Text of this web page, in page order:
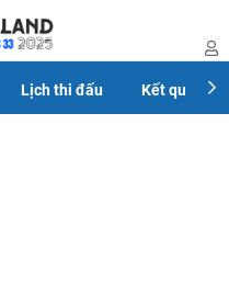
Lịch thi đấu Kết quả